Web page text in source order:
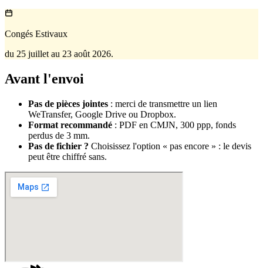
Congés Estivaux
du 25 juillet au 23 août 2026.
Avant l'envoi
Pas de pièces jointes : merci de transmettre un lien
WeTransfer, Google Drive ou Dropbox.
Format recommandé : PDF en CMJN, 300 ppp, fonds
perdus de 3 mm.
Pas de fichier ? Choisissez l'option « pas encore » : le devis
peut être chiffré sans.